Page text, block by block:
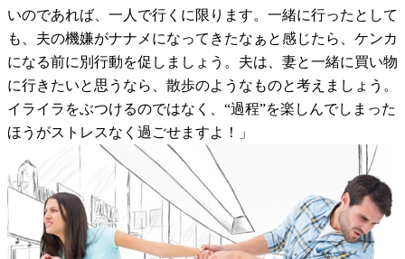
いのであれば、一人で行くに限ります。一緒に行ったとして
も、夫の機嫌がナナメになってきたなぁと感じたら、ケンカ
になる前に別行動を促しましょう。夫は、妻と一緒に買い物
に行きたいと思うなら、散歩のようなものと考えましょう。
イライラをぶつけるのではなく、“過程”を楽しんでしまった
ほうがストレスなく過ごせますよ！」